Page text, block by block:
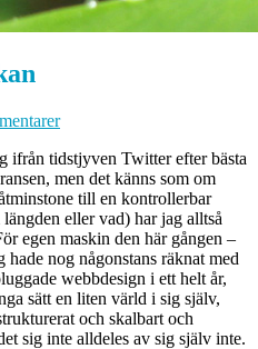
ifrån tidstjyven Twitter efter bästa
men det känns som om
till en kontrollerbar
eller vad) har jag alltså
egen maskin den här gången –
hade nog någonstans räknat med
webbdesign i ett helt år,
sätt en liten värld i sig själv,
och skalbart och
sig inte alldeles av sig själv inte.